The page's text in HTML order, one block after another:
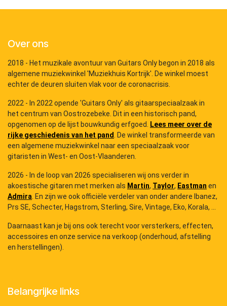
Over ons
2018 - Het muzikale avontuur van Guitars Only begon in 2018 als
algemene muziekwinkel 'Muziekhuis Kortrijk'. De winkel moest
echter de deuren sluiten vlak voor de coronacrisis.
2022 - In 2022 opende 'Guitars Only' als gitaarspeciaalzaak in
het centrum van Oostrozebeke. Dit in een historisch pand,
opgenomen op de lijst bouwkundig erfgoed. Lees meer over de
rijke geschiedenis van het pand. De winkel transformeerde van
een algemene muziekwinkel naar een speciaalzaak voor
gitaristen in West- en Oost-Vlaanderen.
2026 - In de loop van 2026 specialiseren wij ons verder in
akoestische gitaren met merken als Martin, Taylor, Eastman en
Admira. En zijn we ook officiële verdeler van onder andere Ibanez,
Prs SE, Schecter, Hagstrom, Sterling, Sire, Vintage, Eko, Korala, ...
Daarnaast kan je bij ons ook terecht voor versterkers, effecten,
accessoires en onze service na verkoop (onderhoud, afstelling
en herstellingen).
Belangrijke links